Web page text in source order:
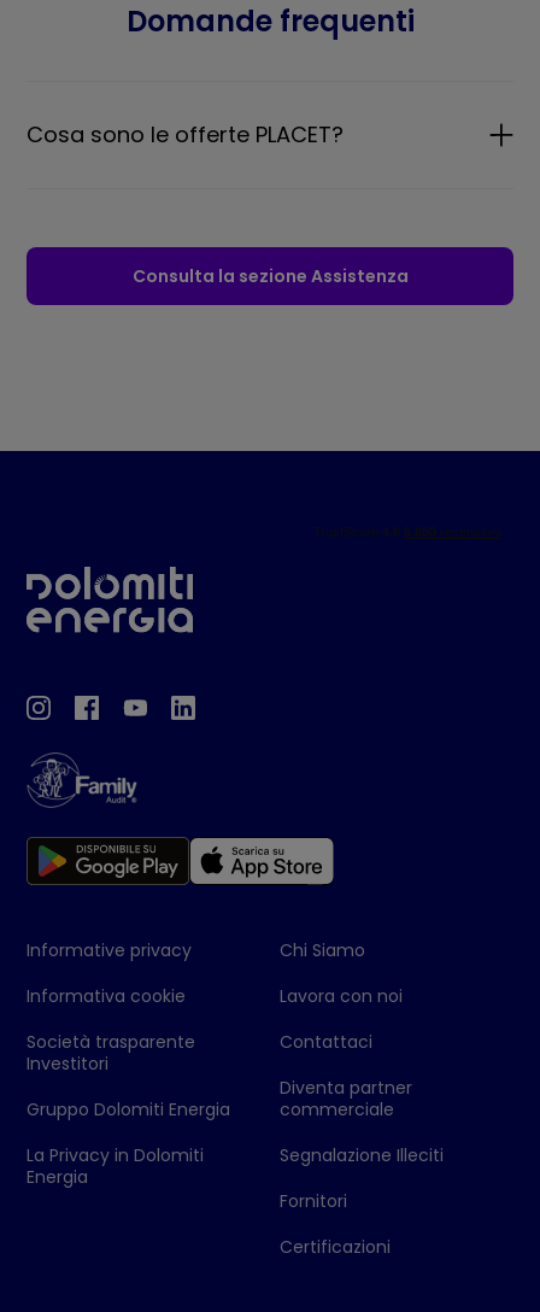
Domande frequenti
Cosa sono le offerte PLACET?
Consulta la sezione Assistenza
Informative privacy
Informativa cookie
Società trasparente
Investitori
Gruppo Dolomiti Energia
La Privacy in Dolomiti
Energia
Chi Siamo
Lavora con noi
Contattaci
Diventa partner
commerciale
Segnalazione Illeciti
Fornitori
Certificazioni